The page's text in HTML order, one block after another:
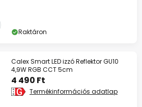
Raktáron
Calex Smart LED izzó Reflektor GU10
4,9W RGB CCT 5cm
4 490 Ft
Termékinformációs adatlap